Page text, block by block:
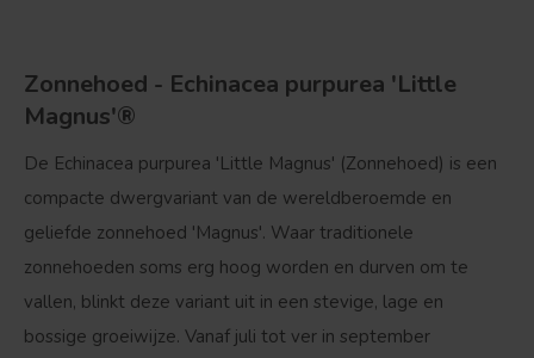
Zonnehoed - Echinacea purpurea 'Little
Magnus'®
De Echinacea purpurea 'Little Magnus' (Zonnehoed) is een
compacte dwergvariant van de wereldberoemde en
geliefde zonnehoed 'Magnus'. Waar traditionele
zonnehoeden soms erg hoog worden en durven om te
vallen, blinkt deze variant uit in een stevige, lage en
bossige groeiwijze. Vanaf juli tot ver in september